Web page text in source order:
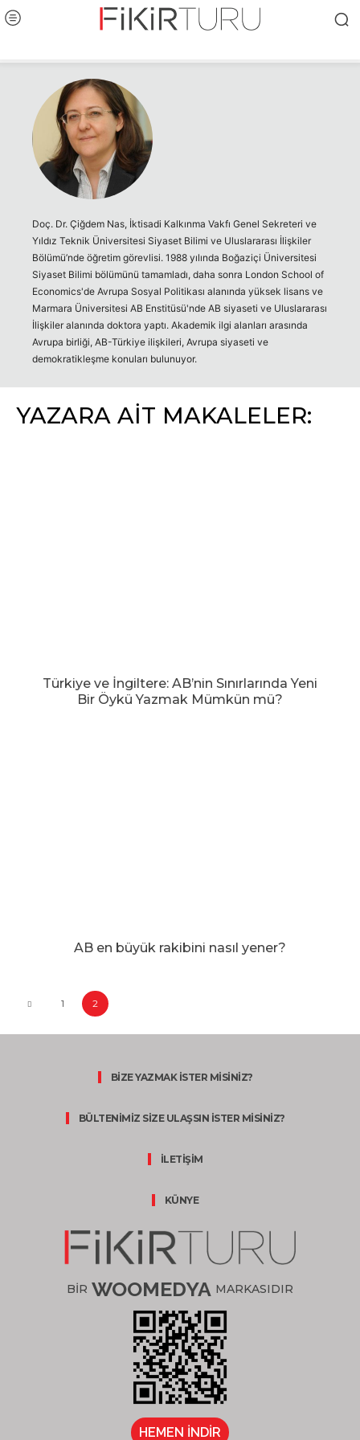
Doç. Dr. Çiğdem Nas, İktisadi Kalkınma Vakfı Genel Sekreteri ve
Yıldız Teknik Üniversitesi Siyaset Bilimi ve Uluslararası İlişkiler
Bölümü’nde öğretim görevlisi. 1988 yılında Boğaziçi Üniversitesi
Siyaset Bilimi bölümünü tamamladı, daha sonra London School of
Economics'de Avrupa Sosyal Politikası alanında yüksek lisans ve
Marmara Üniversitesi AB Enstitüsü'nde AB siyaseti ve Uluslararası
İlişkiler alanında doktora yaptı. Akademik ilgi alanları arasında
Avrupa birliği, AB-Türkiye ilişkileri, Avrupa siyaseti ve
demokratikleşme konuları bulunuyor.
YAZARA AİT MAKALELER:
Türkiye ve İngiltere: AB’nin Sınırlarında Yeni
Bir Öykü Yazmak Mümkün mü?
AB en büyük rakibini nasıl yener?
1 2
BİZE YAZMAK İSTER MİSİNİZ?
BÜLTENİMİZ SİZE ULAŞSIN İSTER MİSİNİZ?
İLETİŞİM
KÜNYE
BİR WOOMEDYA MARKASIDIR
HEMEN İNDİR